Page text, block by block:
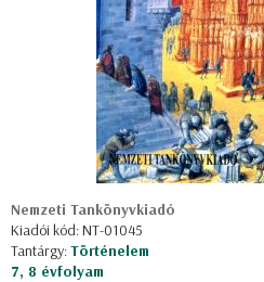
Nemzeti Tankönyvkiadó
Kiadói kód: NT-01045
Tantárgy:Történelem
7, 8 évfolyam